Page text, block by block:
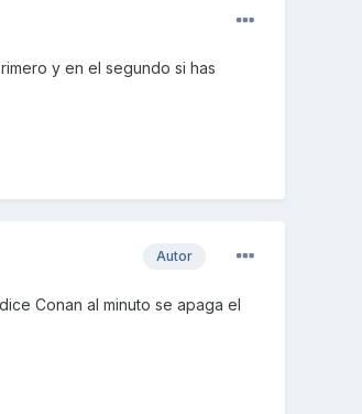
y en el segundo si has
Autor
Conan al minuto se apaga el